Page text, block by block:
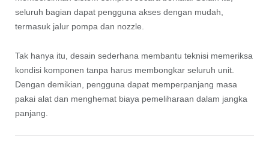
seluruh bagian dapat pengguna akses dengan mudah,
termasuk jalur pompa dan nozzle.
Tak hanya itu, desain sederhana membantu teknisi memeriksa
kondisi komponen tanpa harus membongkar seluruh unit.
Dengan demikian, pengguna dapat memperpanjang masa
pakai alat dan menghemat biaya pemeliharaan dalam jangka
panjang.